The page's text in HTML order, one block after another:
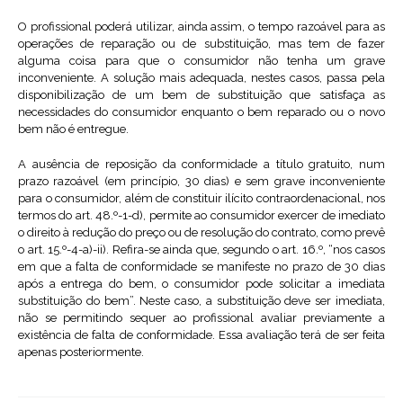
O profissional poderá utilizar, ainda assim, o tempo razoável para as
operações de reparação ou de substituição, mas tem de fazer
alguma coisa para que o consumidor não tenha um grave
inconveniente. A solução mais adequada, nestes casos, passa pela
disponibilização de um bem de substituição que satisfaça as
necessidades do consumidor enquanto o bem reparado ou o novo
bem não é entregue.
A ausência de reposição da conformidade a título gratuito, num
prazo razoável (em princípio, 30 dias) e sem grave inconveniente
para o consumidor, além de constituir ilícito contraordenacional, nos
termos do art. 48.º-1-d), permite ao consumidor exercer de imediato
o direito à redução do preço ou de resolução do contrato, como prevê
o art. 15.º-4-a)-ii). Refira-se ainda que, segundo o art. 16.º, “nos casos
em que a falta de conformidade se manifeste no prazo de 30 dias
após a entrega do bem, o consumidor pode solicitar a imediata
substituição do bem”. Neste caso, a substituição deve ser imediata,
não se permitindo sequer ao profissional avaliar previamente a
existência de falta de conformidade. Essa avaliação terá de ser feita
apenas posteriormente.